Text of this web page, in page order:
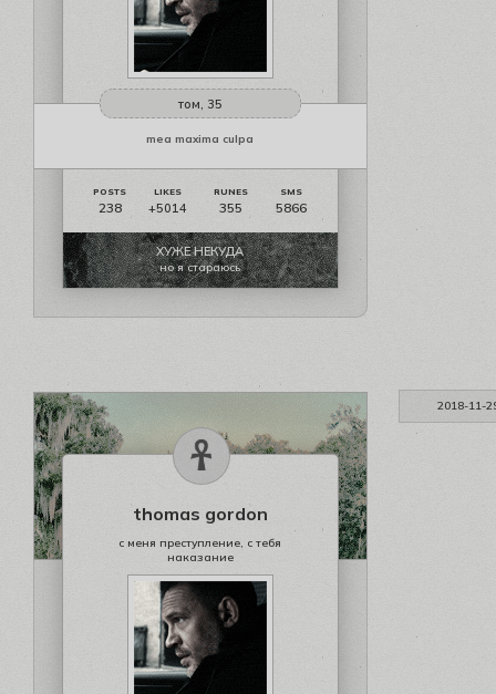
том, 35
mea maxima culpa
238 +5014 355 5866
ХУЖЕ НЕКУДА
но я стараюсь
2018-11-
thomas gordon
с меня преступление, с тебя
наказание